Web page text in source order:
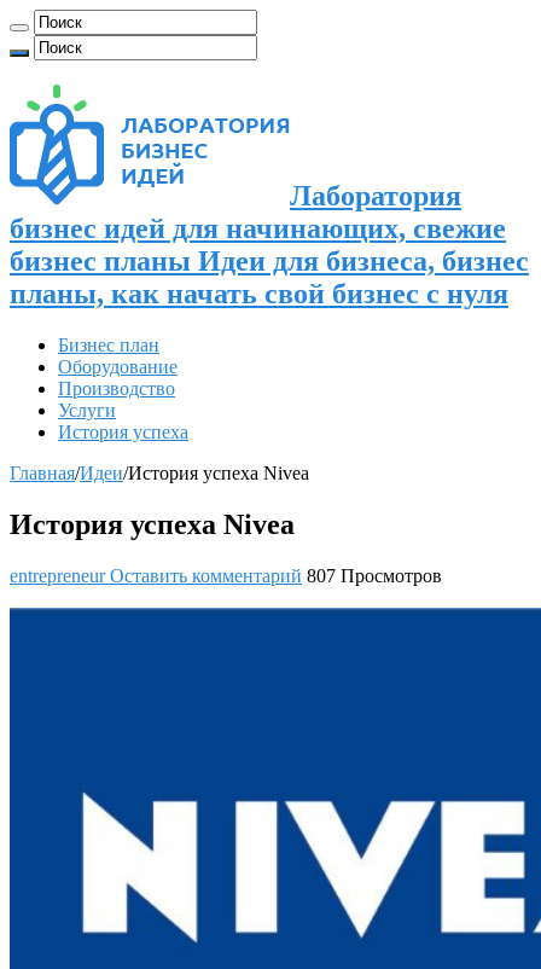
Лаборатория
бизнес идей для начинающих, свежие
бизнес планы Идеи для бизнеса, бизнес
планы, как начать свой бизнес с нуля
Бизнес план
Оборудование
Производство
Услуги
История успеха
Главная/Идеи/История успеха Nivea
История успеха Nivea
entrepreneurОставить комментарий 807 Просмотров